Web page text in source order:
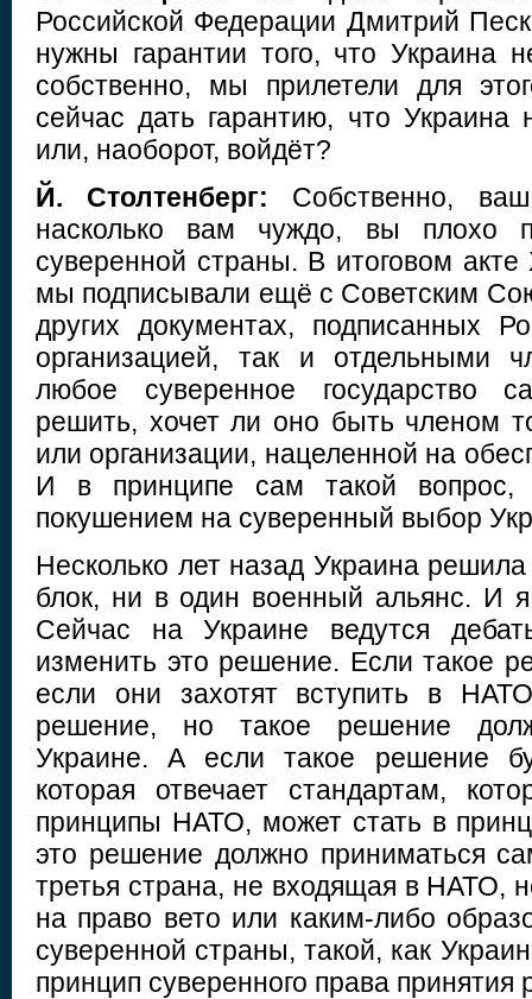
Российской Федерации Дмитрий
нужны гарантии того, что Украина
собственно, мы прилетели для
сейчас дать гарантию, что
или, наоборот, войдёт?
Й. Столтенберг: Собственно,
насколько вам чуждо, вы плохо
суверенной страны. В итоговом
мы подписывали ещё с Советским
других документах, подписанных
организацией, так и отдельными
любое суверенное государство
решить, хочет ли оно быть членом
или организации, нацеленной на
И в принципе сам такой вопрос,
покушением на суверенный выбор
Несколько лет назад Украина
блок, ни в один военный альянс. И
Сейчас на Украине ведутся
изменить это решение. Если такое
если они захотят вступить в
решение, но такое решение
Украине. А если такое решение
которая отвечает стандартам,
принципы НАТО, может стать в
это решение должно приниматься
третья страна, не входящая в НАТО,
на право вето или каким-либо
суверенной страны, такой, как
принцип суверенного права принятия